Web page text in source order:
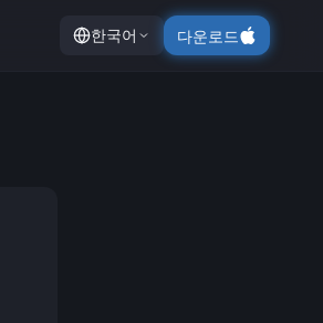
한국어 다운로드